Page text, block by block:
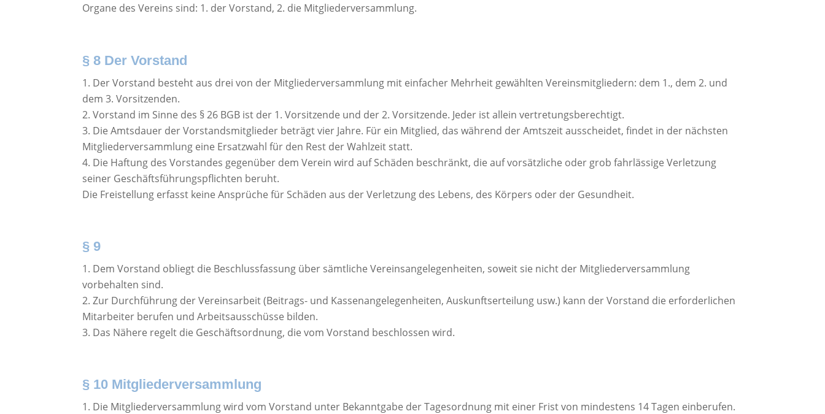
Organe des Vereins sind: 1. der Vorstand, 2. die Mitgliederversammlung.
§ 8 Der Vorstand
Der Vorstand besteht aus drei von der Mitgliederversammlung mit einfacher Mehrheit gewählten Vereinsmitgliedern: dem 1., dem 2. und
dem 3. Vorsitzenden.
Vorstand im Sinne des § 26 BGB ist der 1. Vorsitzende und der 2. Vorsitzende. Jeder ist allein vertretungsberechtigt.
Die Amtsdauer der Vorstandsmitglieder beträgt vier Jahre. Für ein Mitglied, das während der Amtszeit ausscheidet, findet in der nächsten
Mitgliederversammlung eine Ersatzwahl für den Rest der Wahlzeit statt.
Die Haftung des Vorstandes gegenüber dem Verein wird auf Schäden beschränkt, die auf vorsätzliche oder grob fahrlässige Verletzung
seiner Geschäftsführungspflichten beruht.
Die Freistellung erfasst keine Ansprüche für Schäden aus der Verletzung des Lebens, des Körpers oder der Gesundheit.
§ 9
Dem Vorstand obliegt die Beschlussfassung über sämtliche Vereinsangelegenheiten, soweit sie nicht der Mitgliederversammlung
vorbehalten sind.
Zur Durchführung der Vereinsarbeit (Beitrags- und Kassenangelegenheiten, Auskunftserteilung usw.) kann der Vorstand die erforderlichen
Mitarbeiter berufen und Arbeitsausschüsse bilden.
Das Nähere regelt die Geschäftsordnung, die vom Vorstand beschlossen wird.
§ 10 Mitgliederversammlung
Die Mitgliederversammlung wird vom Vorstand unter Bekanntgabe der Tagesordnung mit einer Frist von mindestens 14 Tagen einberufen.